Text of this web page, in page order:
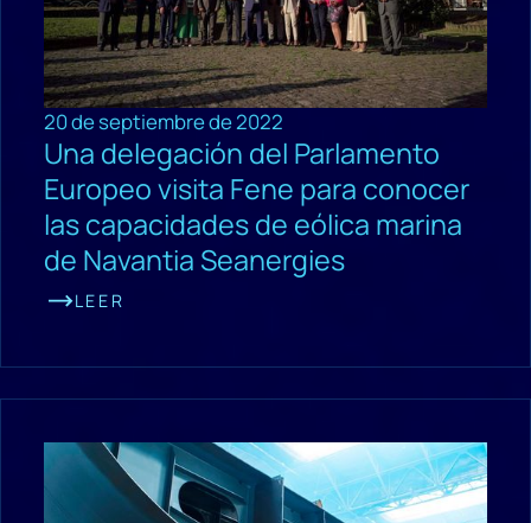
20 de septiembre de 2022
Una delegación del Parlamento
Europeo visita Fene para conocer
las capacidades de eólica marina
de Navantia Seanergies
LEER